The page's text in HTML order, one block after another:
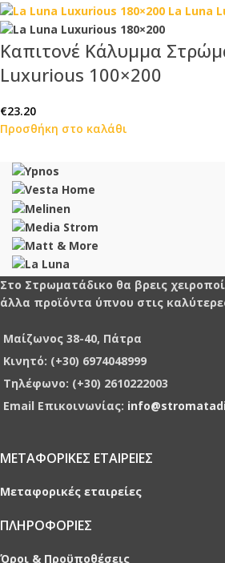
Καπιτονέ Κάλυμμα
Luxurious 100×200
€23.20
Προσθήκη στο καλάθι
Στο Στρωματάδικο θα βρεις
άλλα προϊόντα ύπνου στις
Μαίζωνος 38-40, Πάτρα
Κινητό: (+30) 6974048999
Τηλέφωνο: (+30) 2610222003
Email Επικοινωνίας:
ΜΕΤΑΦΟΡΙΚΕΣ ΕΤΑΙΡΕΙΕΣ
Μεταφορικές εταιρείες
ΠΛΗΡΟΦΟΡΙΕΣ
Όροι & Προϋποθέσεις